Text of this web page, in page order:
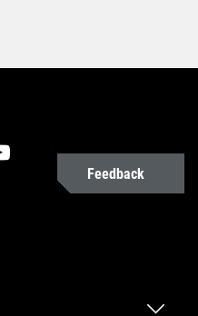
Feedback